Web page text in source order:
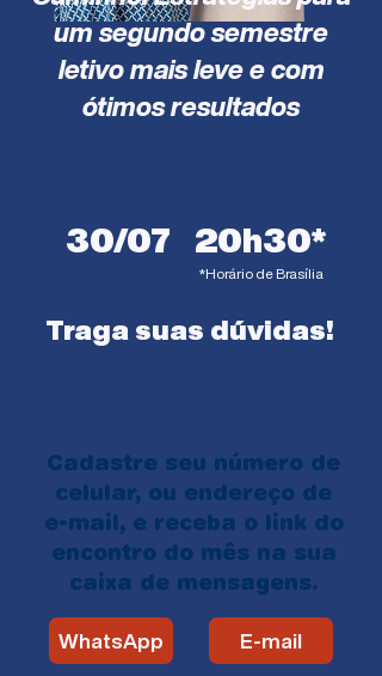
um segundo semestre
letivo mais leve e com
ótimos resultados
30/07 20h30*
*Horário de Brasília
Traga suas dúvidas!
Cadastre seu número de
celular, ou endereço de
e-mail, e receba o link do
encontro do mês na sua
caixa de mensagens.
WhatsApp E-mail